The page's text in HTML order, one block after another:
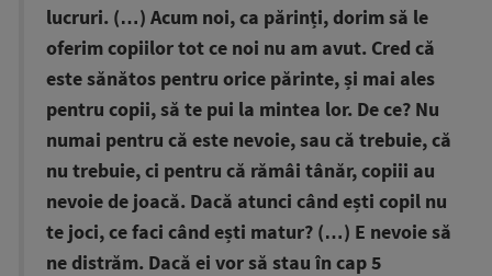
lucruri. (…) Acum noi, ca părinți, dorim să le
oferim copiilor tot ce noi nu am avut. Cred că
este sănătos pentru orice părinte, și mai ales
pentru copii, să te pui la mintea lor. De ce? Nu
numai pentru că este nevoie, sau că trebuie, că
nu trebuie, ci pentru că rămâi tânăr, copiii au
nevoie de joacă. Dacă atunci când ești copil nu
te joci, ce faci când ești matur? (…) E nevoie să
ne distrăm. Dacă ei vor să stau în cap 5